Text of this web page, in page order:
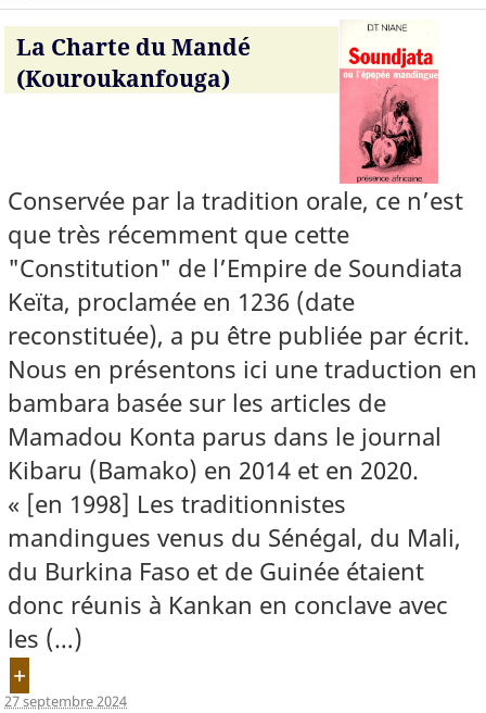
La Charte du Mandé
(Kouroukanfouga)
Conservée par la tradition orale, ce n’est
que très récemment que cette
"Constitution" de l’Empire de Soundiata
Keïta, proclamée en 1236 (date
reconstituée), a pu être publiée par écrit.
Nous en présentons ici une traduction en
bambara basée sur les articles de
Mamadou Konta parus dans le journal
Kibaru (Bamako) en 2014 et en 2020.
« [en 1998] Les traditionnistes
mandingues venus du Sénégal, du Mali,
du Burkina Faso et de Guinée étaient
donc réunis à Kankan en conclave avec
les (…)
+
27 septembre 2024